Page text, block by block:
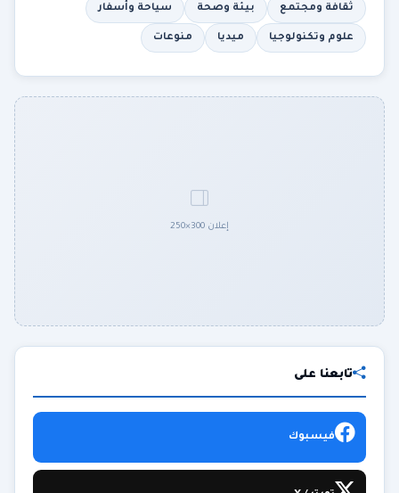
ثقافة ومجتمع بيئة وصحة سياحة وأسفار
علوم وتكنولوجيا ميديا منوعات
إعلان 300×250
تابعنا على
فيسبوك